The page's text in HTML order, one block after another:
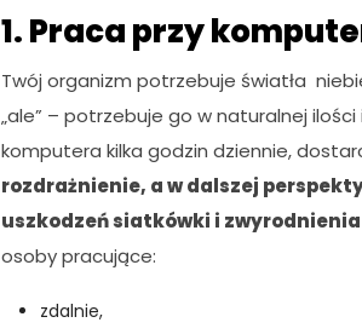
1. Praca przy
Twój organizm potrzebuje światła
„ale” – potrzebuje go w naturalnej
komputera kilka godzin dziennie,
rozdrażnienie, a w dalszej
uszkodzeń siatkówki i
osoby pracujące:
zdalnie,